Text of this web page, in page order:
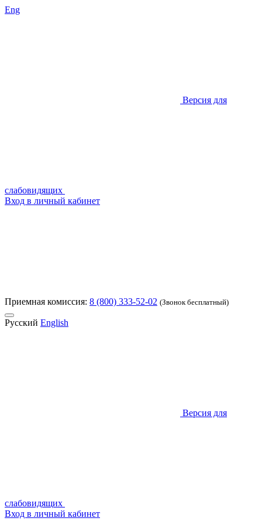
Eng
Версия для
слабовидящих
Вход в личный кабинет
Приемная комиссия: 8 (800) 333-52-02 (Звонок бесплатный)
Русский English
Версия для
слабовидящих
Вход в личный кабинет